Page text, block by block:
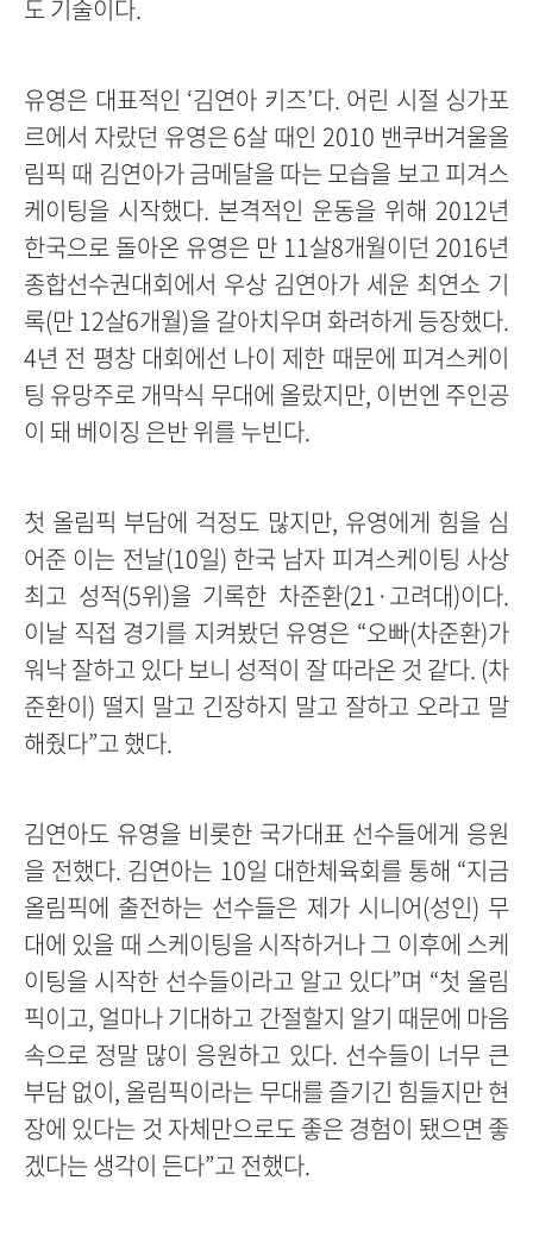
도 기술이다.
유영은 대표적인 ‘김연아 키즈’다. 어린 시절 싱가포
르에서 자랐던 유영은 6살 때인 2010 밴쿠버겨울올
림픽 때 김연아가 금메달을 따는 모습을 보고 피겨스
케이팅을 시작했다. 본격적인 운동을 위해 2012년
한국으로 돌아온 유영은 만 11살8개월이던 2016년
종합선수권대회에서 우상 김연아가 세운 최연소 기
록(만 12살6개월)을 갈아치우며 화려하게 등장했다.
4년 전 평창 대회에선 나이 제한 때문에 피겨스케이
팅 유망주로 개막식 무대에 올랐지만, 이번엔 주인공
이 돼 베이징 은반 위를 누빈다.
첫 올림픽 부담에 걱정도 많지만, 유영에게 힘을 심
어준 이는 전날(10일) 한국 남자 피겨스케이팅 사상
최고 성적(5위)을 기록한 차준환(21·고려대)이다.
이날 직접 경기를 지켜봤던 유영은 “오빠(차준환)가
워낙 잘하고 있다 보니 성적이 잘 따라온 것 같다. (차
준환이) 떨지 말고 긴장하지 말고 잘하고 오라고 말
해줬다”고 했다.
김연아도 유영을 비롯한 국가대표 선수들에게 응원
을 전했다. 김연아는 10일 대한체육회를 통해 “지금
올림픽에 출전하는 선수들은 제가 시니어(성인) 무
대에 있을 때 스케이팅을 시작하거나 그 이후에 스케
이팅을 시작한 선수들이라고 알고 있다”며 “첫 올림
픽이고, 얼마나 기대하고 간절할지 알기 때문에 마음
속으로 정말 많이 응원하고 있다. 선수들이 너무 큰
부담 없이, 올림픽이라는 무대를 즐기긴 힘들지만 현
장에 있다는 것 자체만으로도 좋은 경험이 됐으면 좋
겠다는 생각이 든다”고 전했다.